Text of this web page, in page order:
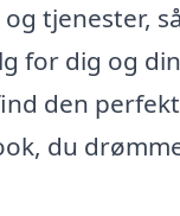
tjenester, så
for dig og din
den
du